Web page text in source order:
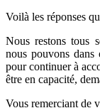
Voilà les réponses
Nous restons tous
nous pouvons
pour continuer à
être en capacité,
Vous remerciant de